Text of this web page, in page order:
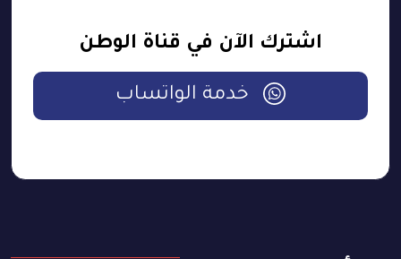
اشترك الآن في قناة الوطن
خدمة الواتساب